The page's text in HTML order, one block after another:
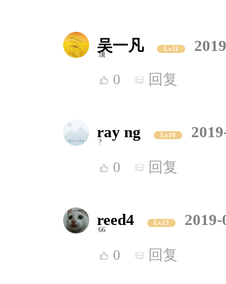
吴一凡 Lv11
顶
0 回复
ray ng Lv10
?
0 回复
reed4 Lv13
66
0 回复